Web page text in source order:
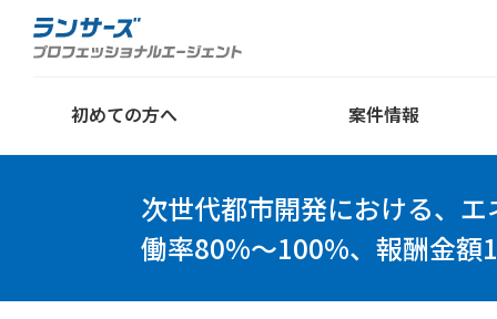
初めての方へ 案件情報
次世代都市開発における、
働率80%～100%、報酬金額